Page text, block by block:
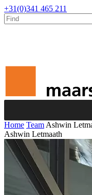
+31(0)341 465 211
Home Team Ashwin
Ashwin Letmaath